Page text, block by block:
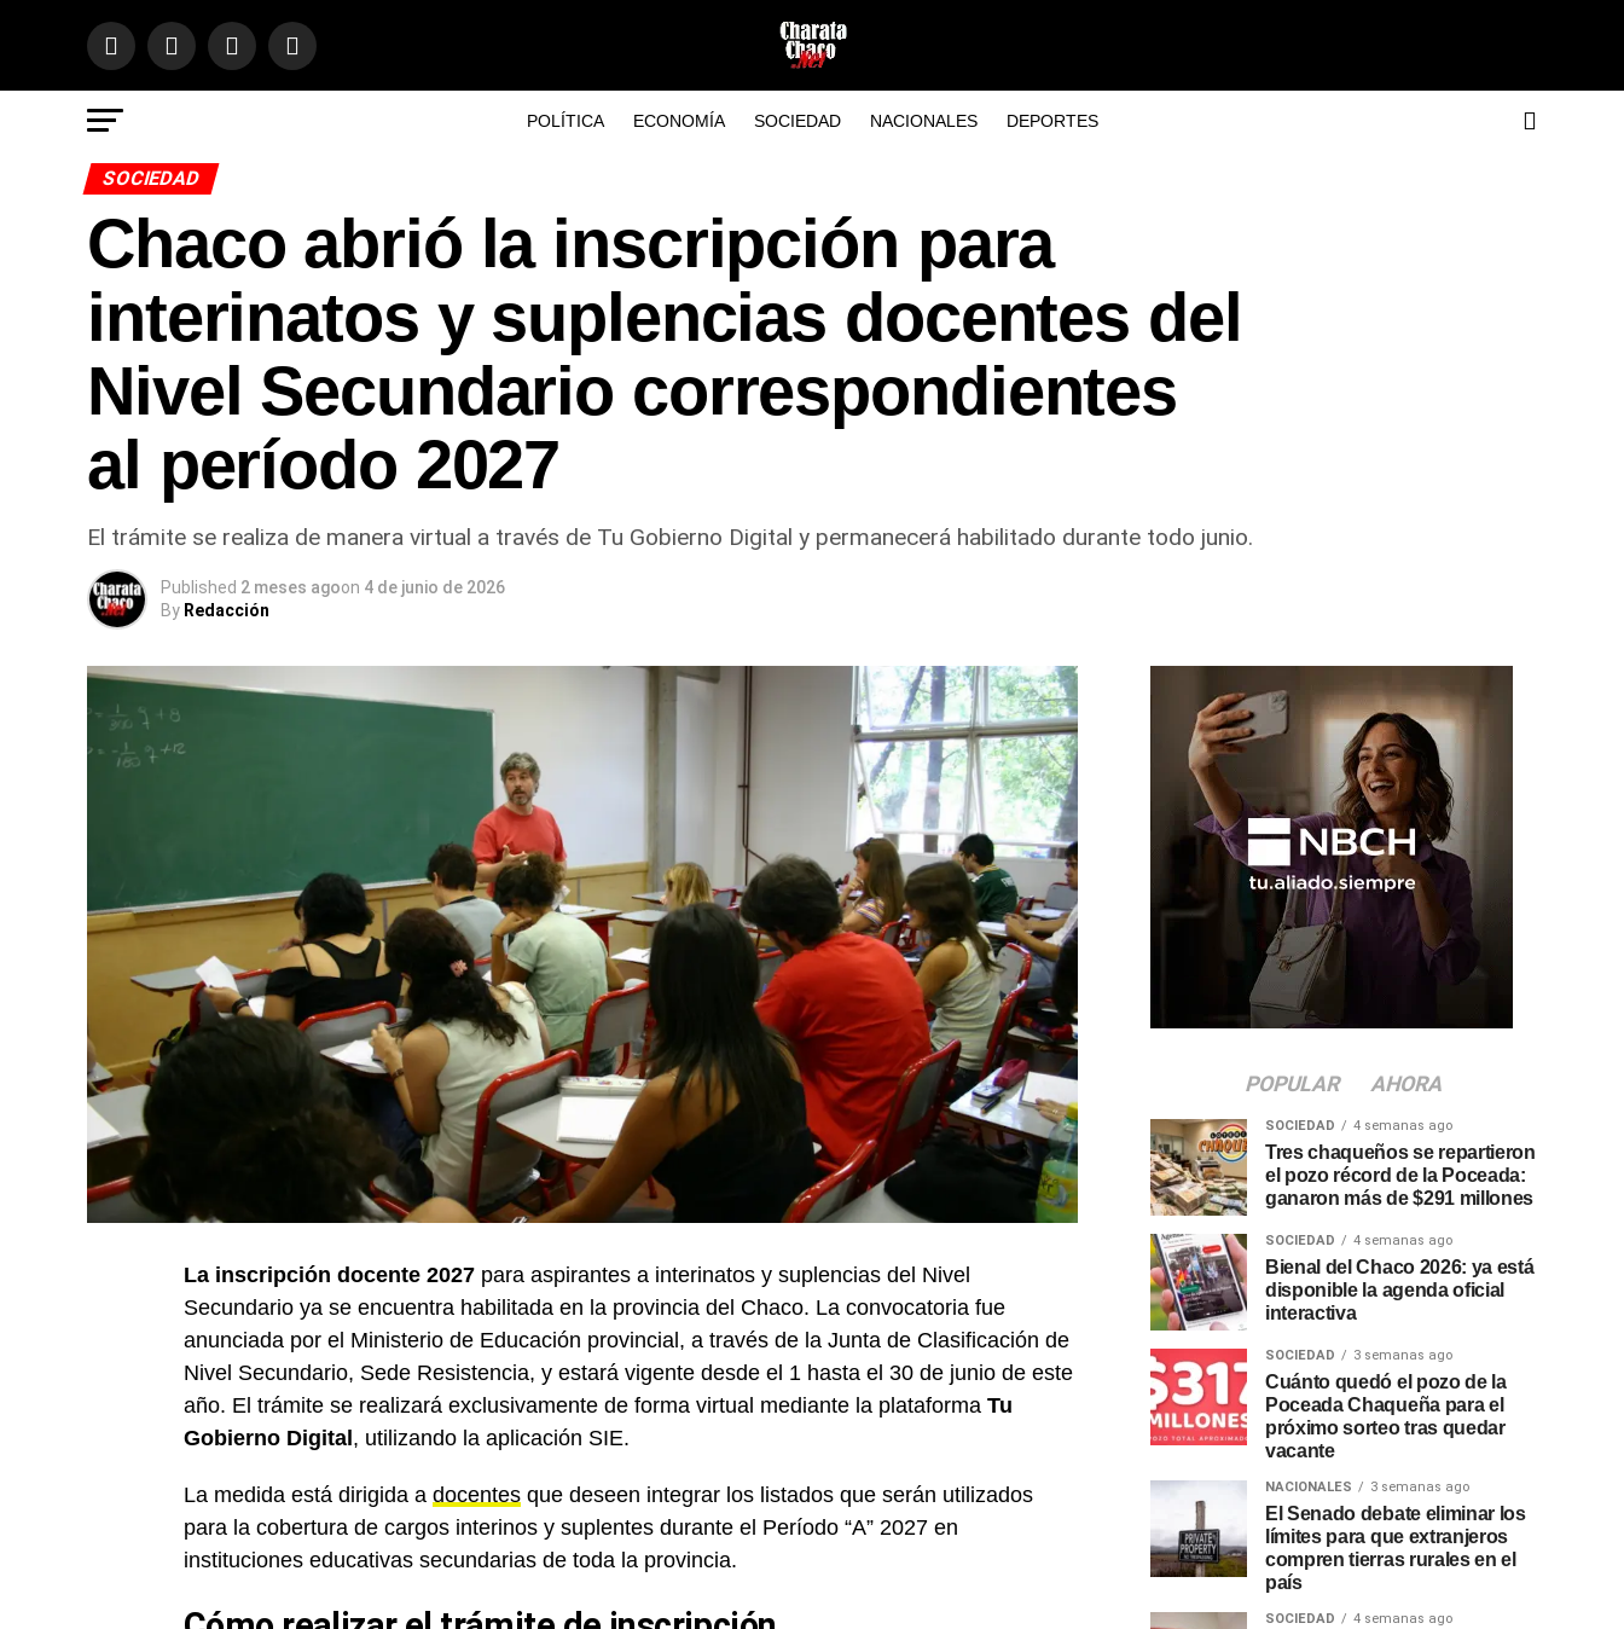
POLÍTICA ECONOMÍA SOCIEDAD NACIONALES DEPORTES
SOCIEDAD
Chaco abrió la inscripción para
interinatos y suplencias docentes del
Nivel Secundario correspondientes
al período 2027
El trámite se realiza de manera virtual a través de Tu Gobierno Digital y permanecerá habilitado durante todo junio.
Published 2 meses agoon 4 de junio de 2026
By Redacción
La inscripción docente 2027 para aspirantes a interinatos y suplencias del Nivel
Secundario ya se encuentra habilitada en la provincia del Chaco. La convocatoria fue
anunciada por el Ministerio de Educación provincial, a través de la Junta de Clasificación de
Nivel Secundario, Sede Resistencia, y estará vigente desde el 1 hasta el 30 de junio de este
año. El trámite se realizará exclusivamente de forma virtual mediante la plataforma Tu
Gobierno Digital , utilizando la aplicación SIE.
La medida está dirigida a docentes que deseen integrar los listados que serán utilizados
para la cobertura de cargos interinos y suplentes durante el Período “A” 2027 en
instituciones educativas secundarias de toda la provincia.
POPULAR AHORA
SOCIEDAD 4 semanas ago
Tres chaqueños se repartieron
el pozo récord de la Poceada:
ganaron más de $291 millones
SOCIEDAD 4 semanas ago
Bienal del Chaco 2026: ya está
disponible la agenda oficial
interactiva
SOCIEDAD 3 semanas ago
Cuánto quedó el pozo de la
Poceada Chaqueña para el
próximo sorteo tras quedar
vacante
NACIONALES 3 semanas ago
El Senado debate eliminar los
límites para que extranjeros
compren tierras rurales en el
país
SOCIEDAD 4 semanas ago